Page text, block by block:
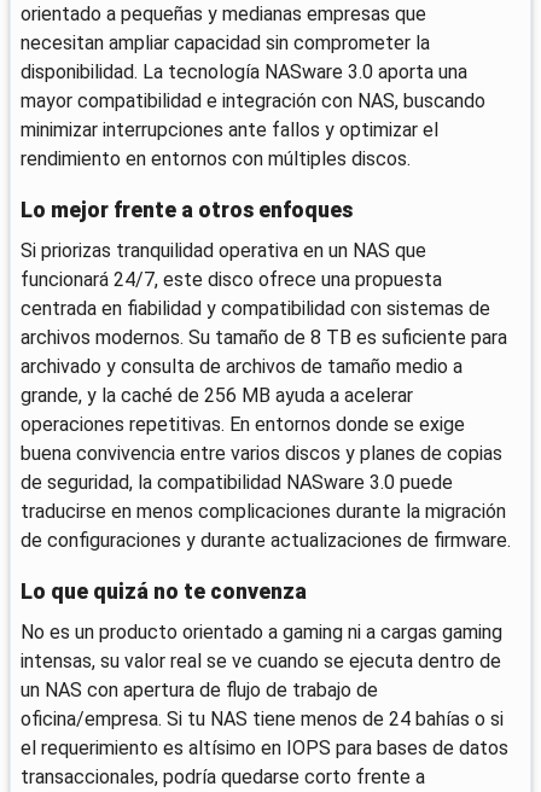
orientado a pequeñas y medianas empresas que
necesitan ampliar capacidad sin comprometer la
disponibilidad. La tecnología NASware 3.0 aporta una
mayor compatibilidad e integración con NAS, buscando
minimizar interrupciones ante fallos y optimizar el
rendimiento en entornos con múltiples discos.
Lo mejor frente a otros enfoques
Si priorizas tranquilidad operativa en un NAS que
funcionará 24/7, este disco ofrece una propuesta
centrada en fiabilidad y compatibilidad con sistemas de
archivos modernos. Su tamaño de 8 TB es suficiente para
archivado y consulta de archivos de tamaño medio a
grande, y la caché de 256 MB ayuda a acelerar
operaciones repetitivas. En entornos donde se exige
buena convivencia entre varios discos y planes de copias
de seguridad, la compatibilidad NASware 3.0 puede
traducirse en menos complicaciones durante la migración
de configuraciones y durante actualizaciones de firmware.
Lo que quizá no te convenza
No es un producto orientado a gaming ni a cargas gaming
intensas, su valor real se ve cuando se ejecuta dentro de
un NAS con apertura de flujo de trabajo de
oficina/empresa. Si tu NAS tiene menos de 24 bahías o si
el requerimiento es altísimo en IOPS para bases de datos
transaccionales, podría quedarse corto frente a